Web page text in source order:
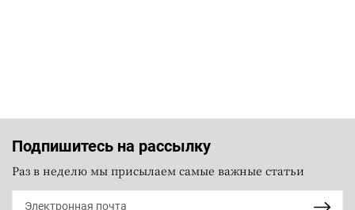
Подпишитесь на рассылку
Раз в неделю мы присылаем самые важные статьи